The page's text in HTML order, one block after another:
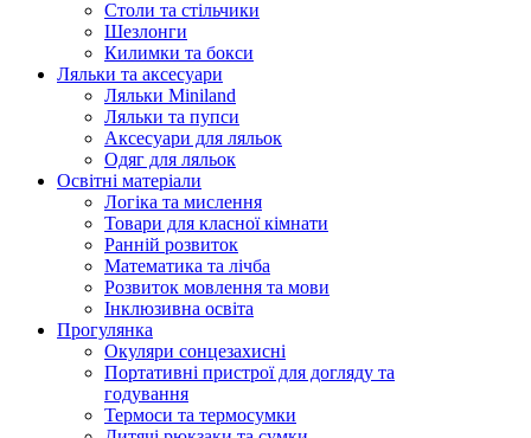
Столи та стільчики
Шезлонги
Килимки та бокси
Ляльки та аксесуари
Ляльки Miniland
Ляльки та пупси
Аксесуари для ляльок
Одяг для ляльок
Освітні матеріали
Логіка та мислення
Товари для класної кімнати
Ранній розвиток
Математика та лічба
Розвиток мовлення та мови
Інклюзивна освіта
Прогулянка
Окуляри сонцезахисні
Портативні пристрої для догляду та
годування
Термоси та термосумки